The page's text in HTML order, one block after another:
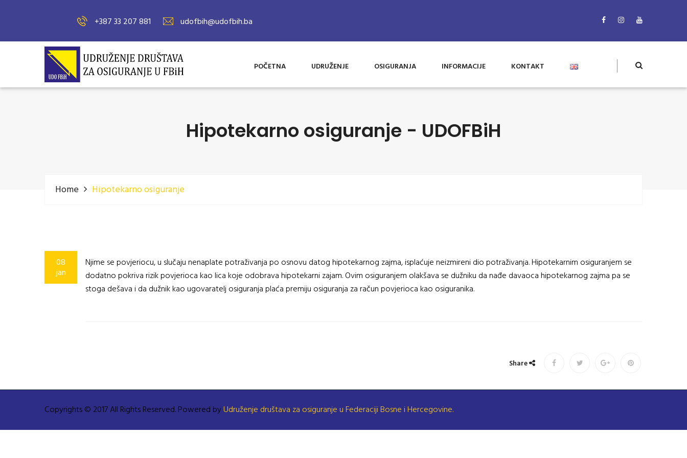
+387 33 207 881 udofbih@udofbih.ba
POČETNA UDRUŽENJE OSIGURANJA INFORMACIJE KONTAKT
Hipotekarno osiguranje - UDOFBiH
Home Hipotekarno osiguranje
08
jan
Njime se povjeriocu, u slučaju nenaplate potraživanja po osnovu datog hipotekarnog zajma, isplaćuje neizmireni dio potraživanja. Hipotekarnim osiguranjem se
dodatno pokriva rizik povjerioca kao lica koje odobrava hipotekarni zajam. Ovim osiguranjem olakšava se dužniku da nađe davaoca hipotekarnog zajma pa se
stoga dešava i da dužnik kao ugovaratelj osiguranja plaća premiju osiguranja za račun povjerioca kao osiguranika.
Share
Copyrights © 2017 All Rights Reserved. Powered byUdruženje društava za osiguranje u Federaciji Bosne i Hercegovine.